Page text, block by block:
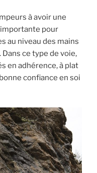
à avoir une
pour
au niveau des mains
ce type de voie,
en adhérence, à plat
confiance en soi